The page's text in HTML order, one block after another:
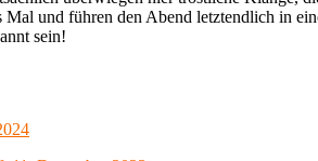
und führen den Abend letztendlich in
sein!